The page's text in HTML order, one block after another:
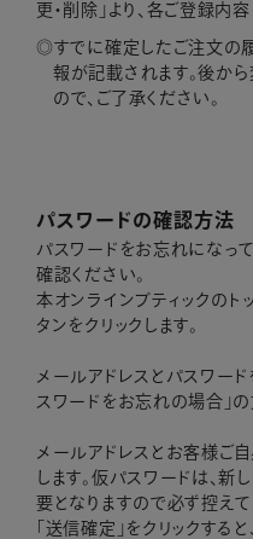
更・削除」より、各ご登録内
すでに確定したご注文の
報が記載されます。後か
ので、ご了承ください。
パスワードの確認方法
パスワードをお忘れになっ
確認ください。
本オンラインブティックのト
タンをクリックします。
メールアドレスとパスワー
スワードをお忘れの場合」の
メールアドレスとお客様ご
します。仮パスワードは、
要となりますので必ず控えて
「送信確定」をクリックす